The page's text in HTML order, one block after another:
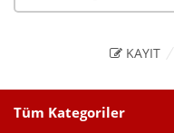
KAYIT
Tüm Kategoriler